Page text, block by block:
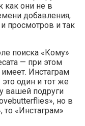
как они не в
добавления,
просмотров и так
поиска «Кому»
— при этом
Инстаграм
один и тот же
вашей подруги
но в
то «Инстаграм»